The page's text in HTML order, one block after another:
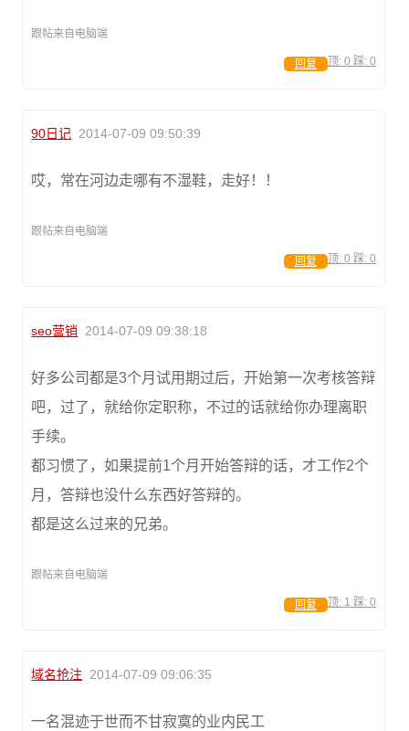
跟帖来自电脑端
顶: 0 踩: 0
回复
90日记 2014-07-09 09:50:39
哎，常在河边走哪有不湿鞋，走好！！
跟帖来自电脑端
顶: 0 踩: 0
回复
seo营销 2014-07-09 09:38:18
好多公司都是3个月试用期过后，开始第一次考核答辩
吧，过了，就给你定职称，不过的话就给你办理离职
手续。
都习惯了，如果提前1个月开始答辩的话，才工作2个
月，答辩也没什么东西好答辩的。
都是这么过来的兄弟。
跟帖来自电脑端
顶: 1 踩: 0
回复
域名抢注 2014-07-09 09:06:35
一名混迹于世而不甘寂寞的业内民工